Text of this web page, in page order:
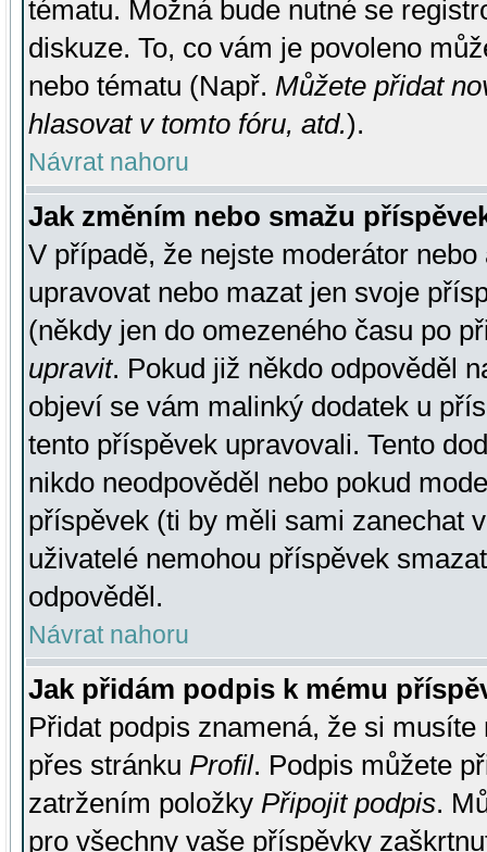
tématu. Možná bude nutné se
diskuze. To, co vám je povoleno
nebo tématu (Např. Můžete přidat
hlasovat v tomto fóru, atd.).
Návrat nahoru
Jak změním nebo smažu
V případě, že nejste moderátor
upravovat nebo mazat jen svoje
(někdy jen do omezeného času po
upravit. Pokud již někdo odpověděl
objeví se vám malinký dodatek u
tento příspěvek upravovali. Tento
nikdo neodpověděl nebo pokud
příspěvek (ti by měli sami zanechat
uživatelé nemohou příspěvek
odpověděl.
Návrat nahoru
Jak přidám podpis k mému
Přidat podpis znamená, že si
přes stránku Profil. Podpis můžete
zatržením položky Připojit podpis.
pro všechny vaše příspěvky